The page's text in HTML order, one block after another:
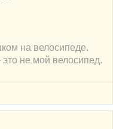
на велосипеде.
не мой велосипед.